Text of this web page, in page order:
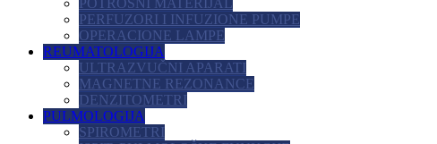
PERFUZORI I INFUZIONE PUMPE
OPERACIONE LAMPE
REUMATOLOGIJA
ULTRAZVUČNI APARATI
MAGNETNE REZONANCE
DENZITOMETRI
PULMOLOGIJA
SPIROMETRI